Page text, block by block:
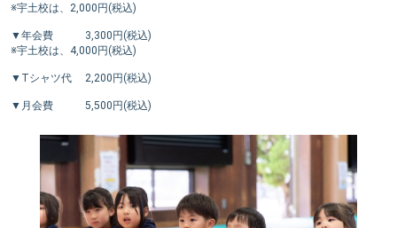
※宇土校は、2,000円(税込)
▼年会費 3,300円(税込)
※宇土校は、4,000円(税込)
▼Tシャツ代 2,200円(税込)
▼月会費 5,500円(税込)